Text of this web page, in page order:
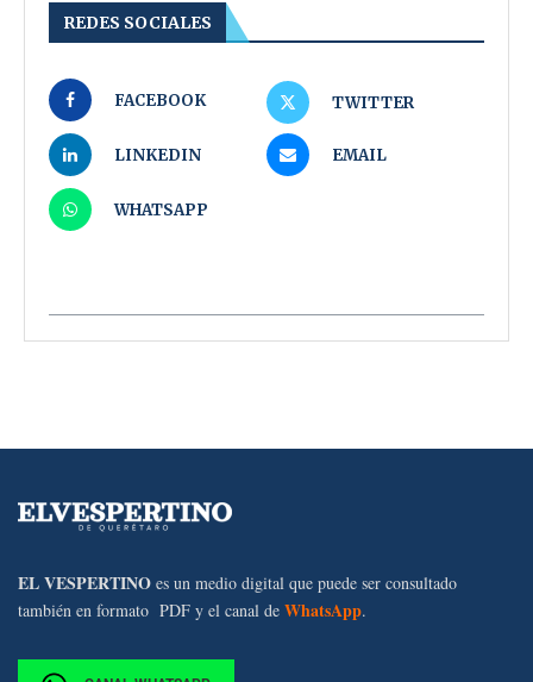
REDES SOCIALES
FACEBOOK TWITTER
LINKEDIN EMAIL
WHATSAPP
EL VESPERTINO es un medio digital que puede ser consultado
también en formato PDF y el canal de WhatsApp.